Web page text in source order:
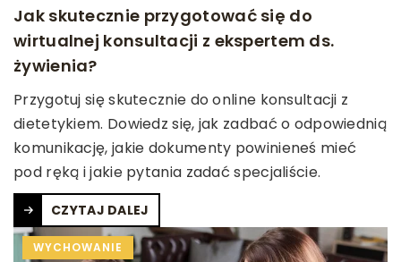
Jak skutecznie przygotować się do
wirtualnej konsultacji z ekspertem ds.
żywienia?
Przygotuj się skutecznie do online konsultacji z
dietetykiem. Dowiedz się, jak zadbać o odpowiednią
komunikację, jakie dokumenty powinieneś mieć
pod ręką i jakie pytania zadać specjaliście.
CZYTAJ DALEJ
WYCHOWANIE